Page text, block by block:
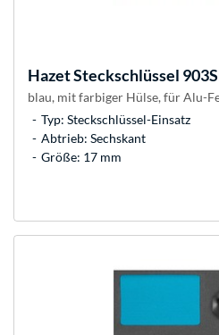
HazetSteckschlüssel
blau, mit farbiger Hülse, für Alu-
Typ: Steckschlüssel-Einsatz
Abtrieb: Sechskant
Größe: 17 mm